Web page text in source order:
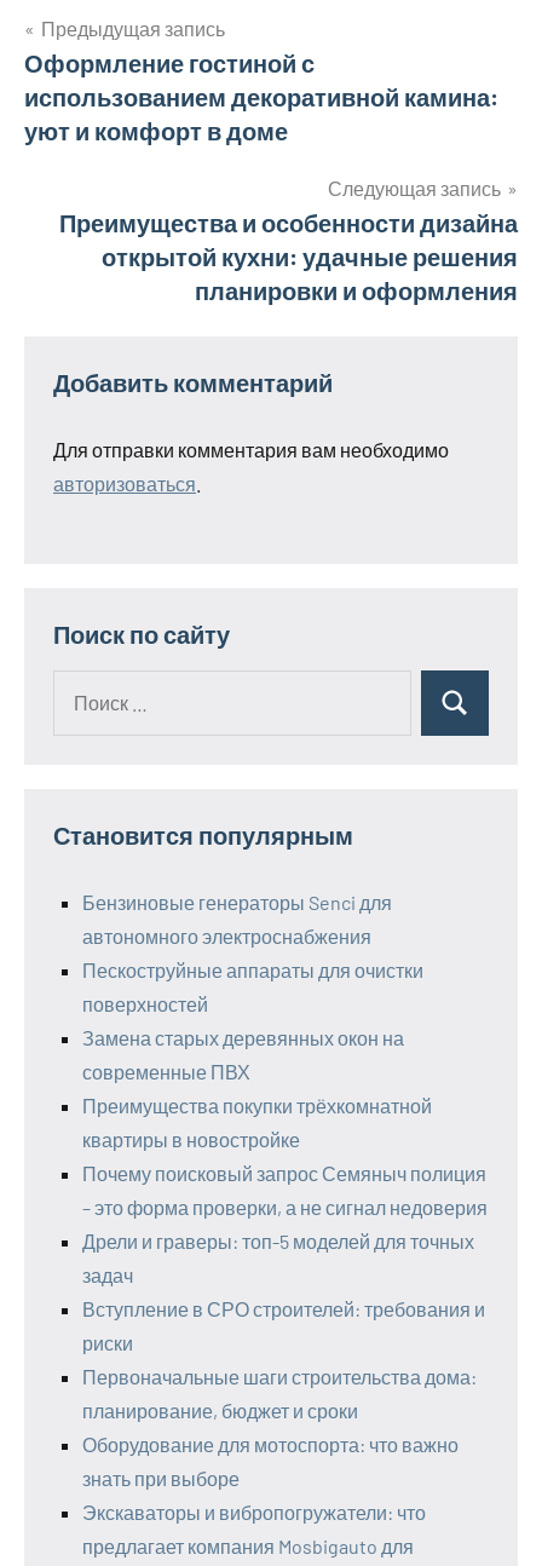
Навигация
по
Предыдущая запись
Оформление гостиной с
использованием декоративной камина:
уют и комфорт в доме
Следующая запись
Преимущества и особенности дизайна
открытой кухни: удачные решения
планировки и оформления
Добавить комментарий
Для отправки комментария вам необходимо
авторизоваться
Поиск по сайту
Поиск
Становится популярным
Бензиновые генераторы Senci для
автономного электроснабжения
Пескоструйные аппараты для очистки
поверхностей
Замена старых деревянных окон на
современные ПВХ
Преимущества покупки трёхкомнатной
квартиры в новостройке
Почему поисковый запрос Семяныч полиция
– это форма проверки, а не сигнал недоверия
Дрели и граверы: топ-5 моделей для точных
задач
Вступление в СРО строителей: требования и
риски
Первоначальные шаги строительства дома:
планирование, бюджет и сроки
Оборудование для мотоспорта: что важно
знать при выборе
Экскаваторы и вибропогружатели: что
предлагает компания Mosbigauto для